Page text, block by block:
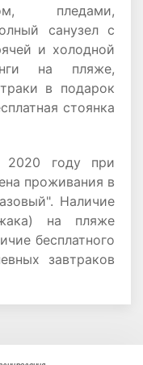
пледами,
санузел с
и холодной
на пляже,
в подарок
стоянка
2020 году при
проживания в
Наличие
на пляже
бесплатного
завтраков